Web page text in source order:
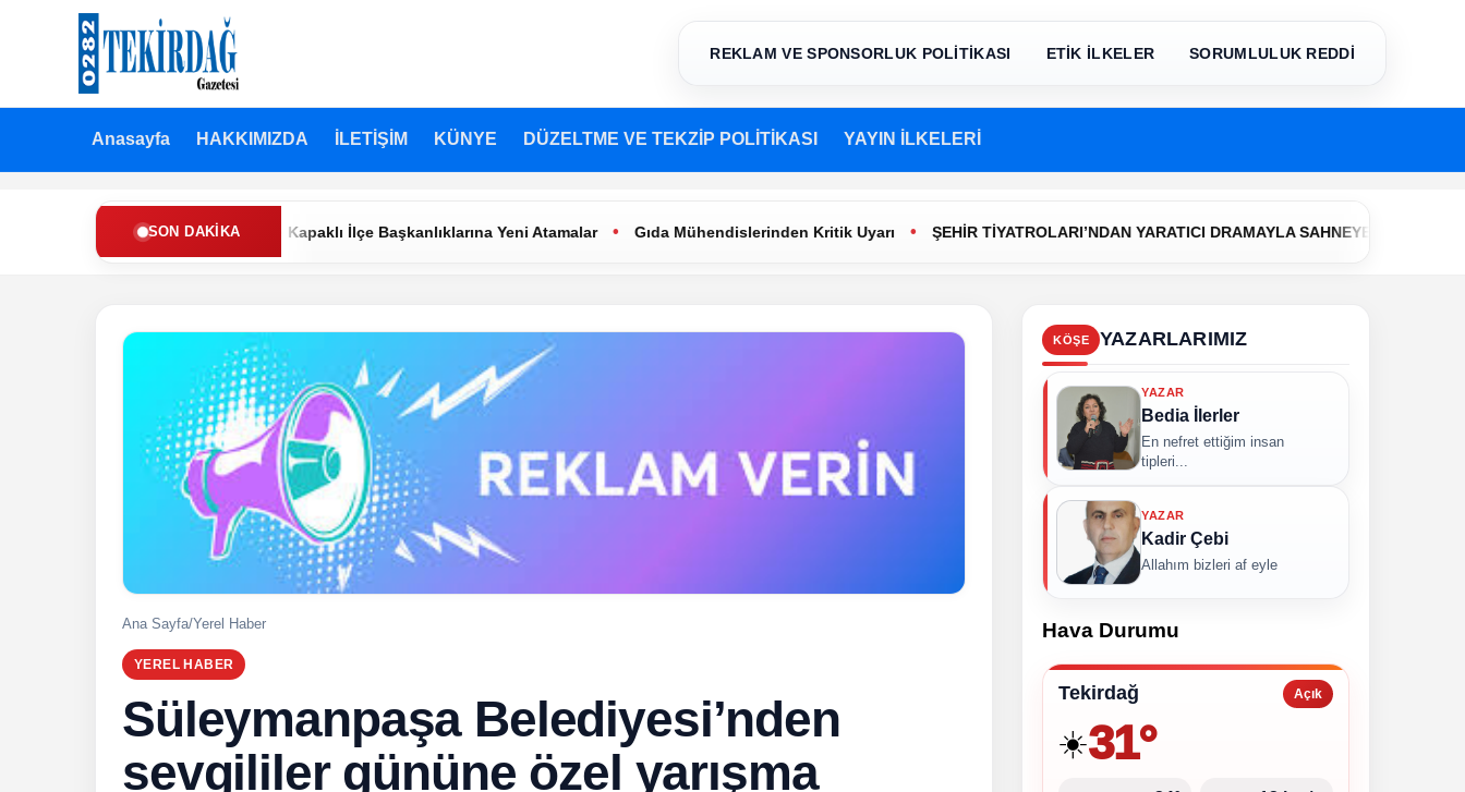
REKLAM VE SPONSORLUK POLİTİKASI ETİK İLKELER SORUMLULUK REDDİ
Anasayfa HAKKIMIZDA İLETİŞİM KÜNYE DÜZELTME VE TEKZİP POLİTİKASI YAYIN İLKELERİ
SON DAKIKA
Refah Partisi’nde Muratlı ve Kapaklı İlçe Başkanlıklarına Yeni Atamalar • Gıda Mühendislerinden Kritik Uyarı • ŞEHİR TİYATROLARI’NDAN YARATICI DRAMAYLA SAHNEYE İLK ADIM
Ana Sayfa/Yerel Haber
YEREL HABER
Süleymanpaşa Belediyesi’nden
sevgililer gününe özel yarışma
KÖŞE YAZARLARIMIZ
YAZAR
Bedia İlerler
En nefret ettiğim insan
tipleri...
YAZAR
Kadir Çebi
Allahım bizleri af eyle
Hava Durumu
Tekirdağ Açık
☀️31°